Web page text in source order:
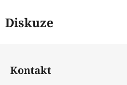
Diskuze
Kontakt